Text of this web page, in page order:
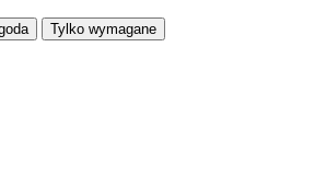
Tylko wymagane